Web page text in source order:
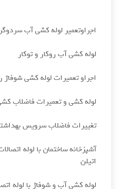
اجراوتعمیر لوله کشی آب
لوله کشی آب روکار و توکار
اجراو تعمیرات لوله کشی شوفاژ
لوله کشی و تعمیرات فاضلاب
تغییرات فاضلاب سرویس
آشپزخانه ساختمان با لوله
اتیلن
لوله کشی آب و شوفاژ با لوله